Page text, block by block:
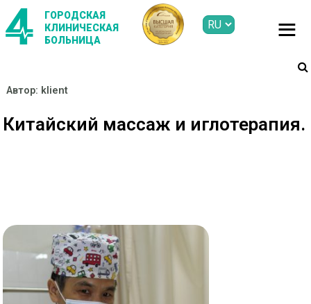
ГОРОДСКАЯ
КЛИНИЧЕСКАЯ
БОЛЬНИЦА
Автор: klient
Китайский массаж и иглотерапия.